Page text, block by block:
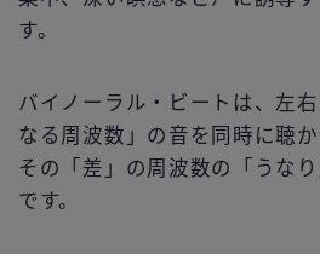
す。
バイノーラル・ビートは、左
なる周波数」の音を同時に聴
その「差」の周波数の「うな
です。